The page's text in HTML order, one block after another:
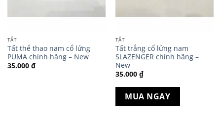
TẤT
Tất thể thao nam cổ lửng
PUMA chính hãng – New
35.000 ₫
TẤT
Tất trắng cổ lửng nam
SLAZENGER chính hãng –
New
35.000 ₫
MUA NGAY